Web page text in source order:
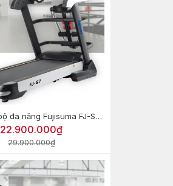
Máy chạy bộ đa năng Fujisuma FJ-S7 cao cấp
22.900.000₫
29.900.000₫